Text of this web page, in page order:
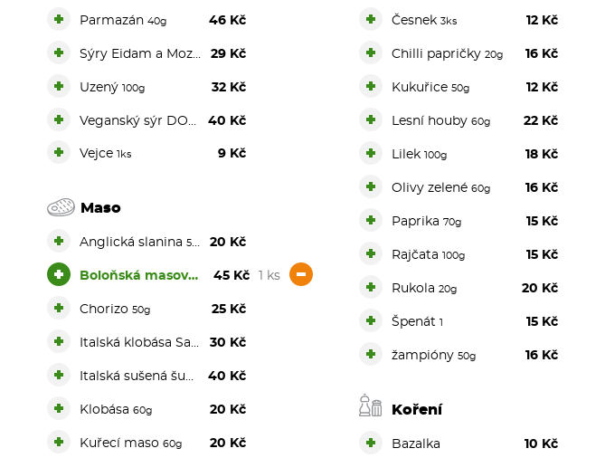
Parmazán 40g 46 Kč
Sýry Eidam a Mozzarella 100g
29 Kč
Uzený 100g 32 Kč
Veganský sýr DOPLATEK 40 Kč
Vejce 1ks 9 Kč
Maso
Anglická slanina 50g 20 Kč
+ Boloňská masová směs 150g
45 Kč 1 ks -
Chorizo 50g 25 Kč
Italská klobása Salsiccia 50g
30 Kč
Italská sušená šunka 40g
40 Kč
Klobása 60g 20 Kč
Kuřecí maso 60g 20 Kč
+ Česnek3ks 12 Kč
+ Chilli papričky20g 16 Kč
+ Kukuřice50g 12 Kč
+ Lesní houby60g 22 Kč
+ Lilek100g 18 Kč
+ Olivy zelené60g 16 Kč
+ Paprika70g 15 Kč
+ Rajčata100g 15 Kč
+ Rukola20g 20 Kč
+ Špenát1 15 Kč
+ žampióny50g 16 Kč
Koření
+ Bazalka 10 Kč